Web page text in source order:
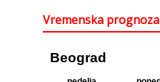
Vremenska prognoza